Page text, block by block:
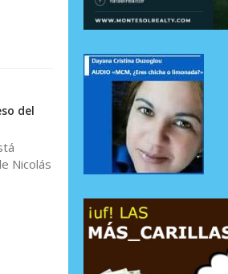
del
Nicolás